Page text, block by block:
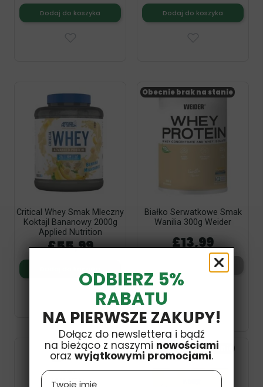
Dodaj do koszyka Dodaj do koszyka
Critical Whey Smak Mleczny
Koktajl Bananowy 2000g
Applied Nutrition
£55,99
Białko Serwatkowe Smak
Wanilia 300g Weider
£13,99
Dodaj do koszyka
Obecnie brak na stanie
Obecnie brak na stanie
ODBIERZ 5%
RABATU
NA PIERWSZE ZAKUPY!
Dołącz do newslettera i bądź
na bieżąco z naszymi nowościami
oraz wyjątkowymi promocjami.
Name